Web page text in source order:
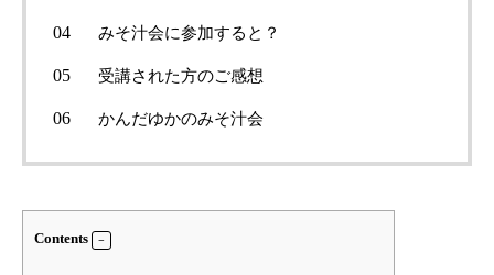
みそ汁会に参加すると？
受講された方のご感想
かんだゆかのみそ汁会
Contents